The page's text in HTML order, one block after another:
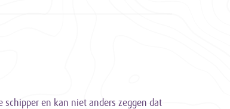
schipper en kan niet anders zeggen dat